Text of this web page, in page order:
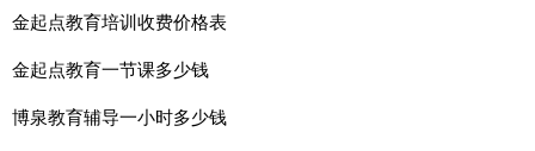
金起点教育培训收费价格表
金起点教育一节课多少钱
博泉教育辅导一小时多少钱